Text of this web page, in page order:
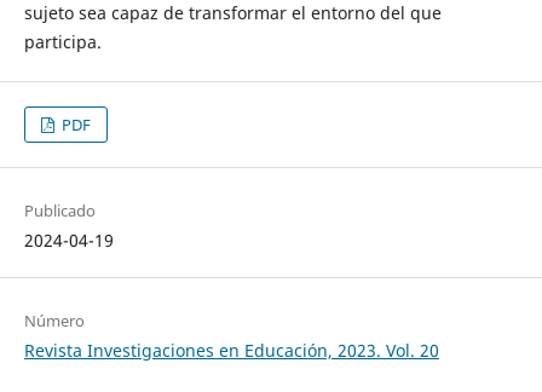
sujeto sea capaz de transformar el entorno del que
participa.
PDF
Publicado
2024-04-19
Número
Revista Investigaciones en Educación, 2023. Vol. 20